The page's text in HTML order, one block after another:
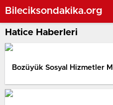
Bileciksondakika.org
Hatice Haberleri
Bozüyük Sosyal Hizmetler